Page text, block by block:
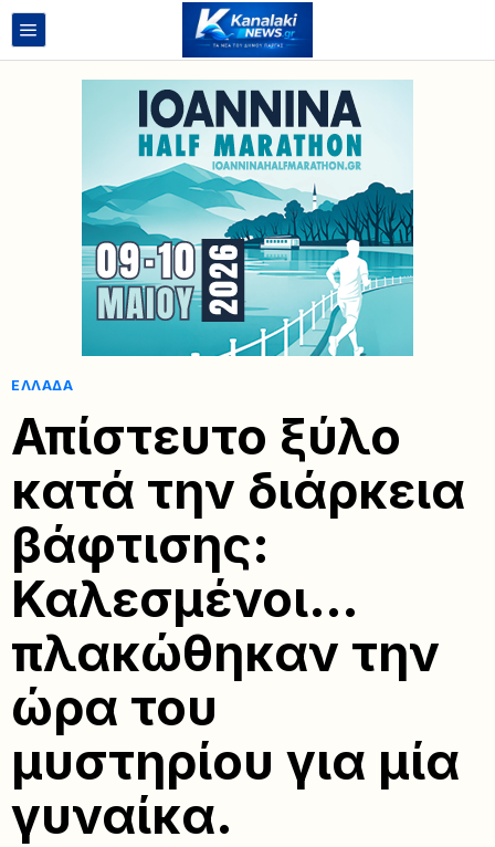
ΕΛΛΆΔΑ
Απίστευτο ξύλο
κατά την διάρκεια
βάφτισης:
Καλεσμένοι…
πλακώθηκαν την
ώρα του
μυστηρίου για μία
γυναίκα.